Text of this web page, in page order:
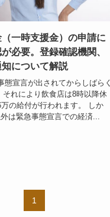
（一時支援金）の申請に
必要。登録確認機関、
について解説
態宣言が出されてからしばらく
それにより飲食店は8時以降休
の給付が行われます。 しか
は緊急事態宣言での経済...
1